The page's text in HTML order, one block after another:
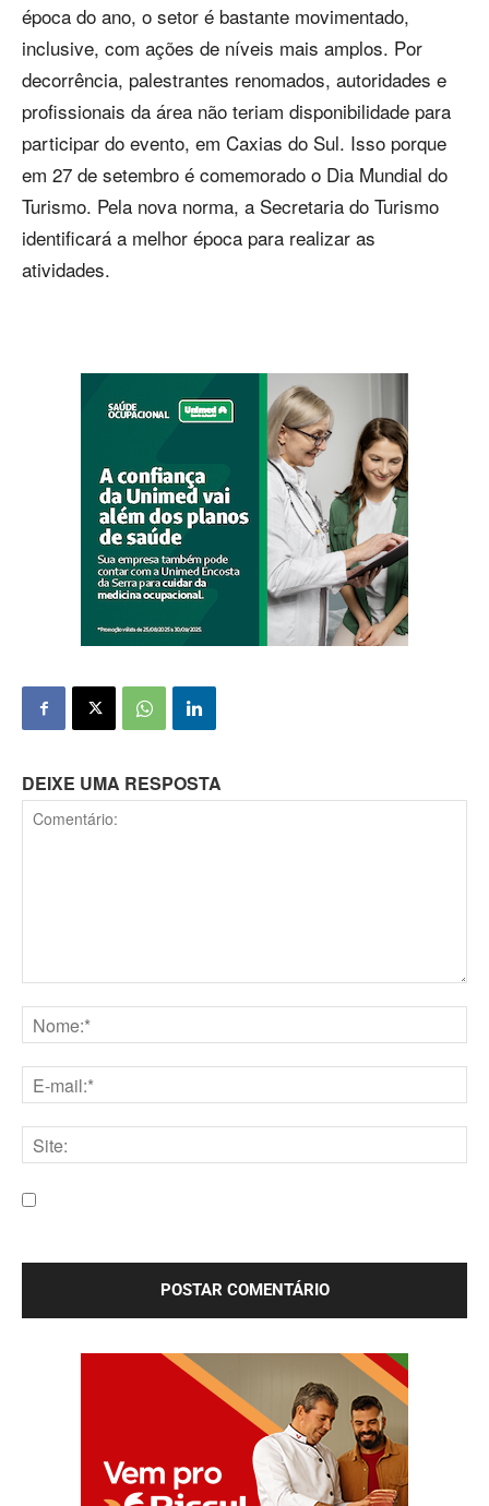
época do ano, o setor é bastante movimentado,
inclusive, com ações de níveis mais amplos. Por
decorrência, palestrantes renomados, autoridades e
profissionais da área não teriam disponibilidade para
participar do evento, em Caxias do Sul. Isso porque
em 27 de setembro é comemorado o Dia Mundial do
Turismo. Pela nova norma, a Secretaria do Turismo
identificará a melhor época para realizar as
atividades.
DEIXE UMA RESPOSTA
mail:*